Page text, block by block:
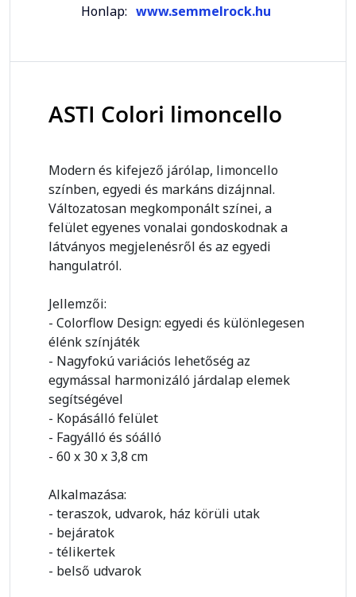
Honlap: www.semmelrock.hu
ASTI Colori limoncello
Modern és kifejező járólap, limoncello
színben, egyedi és markáns dizájnnal.
Változatosan megkomponált színei, a
felület egyenes vonalai gondoskodnak a
látványos megjelenésről és az egyedi
hangulatról.
Jellemzői:
- Colorflow Design: egyedi és különlegesen
élénk színjáték
- Nagyfokú variációs lehetőség az
egymással harmonizáló járdalap elemek
segítségével
- Kopásálló felület
- Fagyálló és sóálló
- 60 x 30 x 3,8 cm
Alkalmazása:
- teraszok, udvarok, ház körüli utak
- bejáratok
- télikertek
- belső udvarok